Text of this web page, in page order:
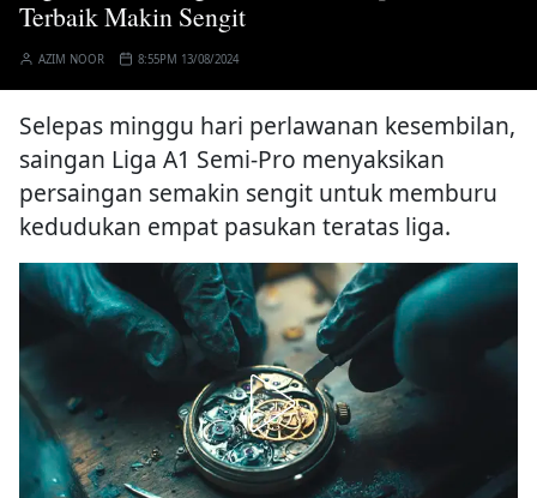
Terbaik Makin Sengit
AZIM NOOR 8:55PM 13/08/2024
Selepas minggu hari perlawanan kesembilan,
saingan Liga A1 Semi-Pro menyaksikan
persaingan semakin sengit untuk memburu
kedudukan empat pasukan teratas liga.